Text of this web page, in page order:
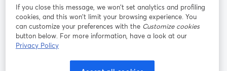
ミナ
ー
Instagram
新しいタブで開く
LinkedIn
新しいタブで開く
If you close this message, we won’t set analytics and profiling
cookies, and this won’t limit your browsing experience. You
can customize your preferences with the Customize cookies
button below. For more information, have a look at our
Privacy Policy